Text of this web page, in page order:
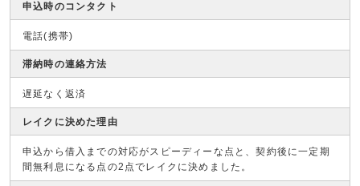
申込時のコンタクト
電話(携帯)
滞納時の連絡方法
遅延なく返済
レイクに決めた理由
申込から借入までの対応がスピーディーな点と、契約後に一定期
間無利息になる点の2点でレイクに決めました。